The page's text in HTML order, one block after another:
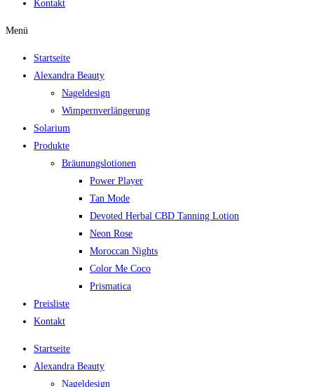
Kontakt
Menü
Startseite
Alexandra Beauty
Nageldesign
Wimpernverlängerung
Solarium
Produkte
Bräunungslotionen
Power Player
Tan Mode
Devoted Herbal CBD Tanning Lotion
Neon Rose
Moroccan Nights
Color Me Coco
Prismatica
Preisliste
Kontakt
Startseite
Alexandra Beauty
Nageldesign